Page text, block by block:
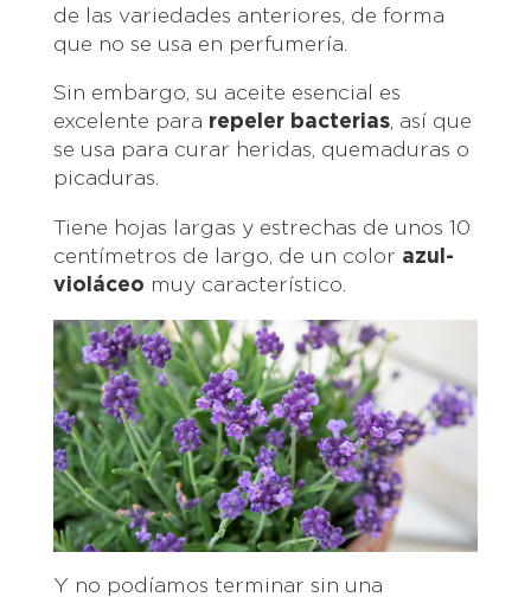
de las variedades anteriores, de forma
que no se usa en perfumería.
Sin embargo, su aceite esencial es
excelente para repeler bacterias, así que
se usa para curar heridas, quemaduras o
picaduras.
Tiene hojas largas y estrechas de unos 10
centímetros de largo, de un color azul-
violáceo muy característico.
Y no podíamos terminar sin una